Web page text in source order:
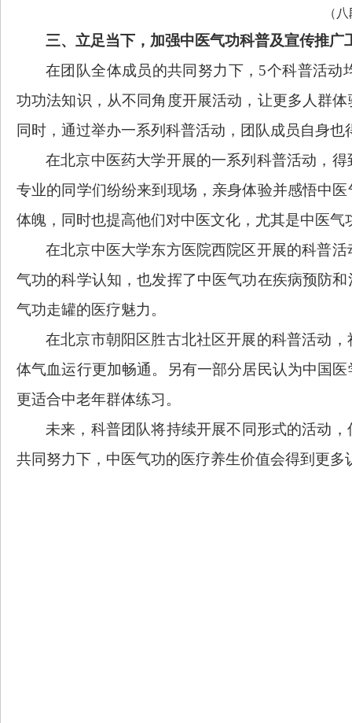
（
三、立足当下， 加强中医气功科普及宣传推广
在团队全体成员的共同努力下， 5个科普活动
功功法知识，从不同角度开展活动，让更多人群
同时，通过举办一系列科普活动，团队成员自身也
在北京中医药大学开展的一系列科普活动，
专业的同学们纷纷来到现场，亲身体验并感悟中
体魄，同时也提高他们对中医文化，尤其是中医
在北京中医大学东方医院西院区开展的科普
气功的科学认知，也发挥了中医气功在疾病预防和
气功走罐的医疗魅力 。
在北京市朝阳区胜古北社区开展的科普活动，
体气血运行更加畅通。另有一部分居民认为中国
更适合中老年群体练习。
未来， 科普团队将持续开展不同形式的活动，
共同努力下，中医气功的医疗养生价值会得到更